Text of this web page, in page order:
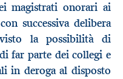
magistrati onorari ai
successiva delibera
la possibilità di
far parte dei collegi e
in deroga al disposto